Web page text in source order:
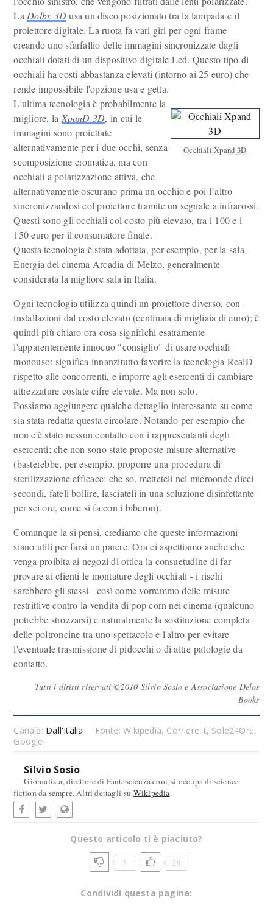
La Dolby 3Dusa un disco posizionato tra la lampada e il
proiettore digitale. La ruota fa vari giri per ogni frame
creando uno sfarfallio delle immagini sincronizzate dagli
occhiali dotati di un dispositivo digitale Lcd. Questo tipo di
occhiali ha costi abbastanza elevati (intorno ai 25 euro) che
rende impossibile l'opzione usa e getta.
Occhiali Xpand 3D
L'ultima tecnologia è probabilmente la
migliore, la XpanD 3D, in cui le
immagini sono proiettate
alternativamente per i due occhi, senza
scomposizione cromatica, ma con
occhiali a polarizzazione attiva, che
alternativamente oscurano prima un occhio e poi l’altro
sincronizzandosi col proiettore tramite un segnale a infrarossi.
Questi sono gli occhiali col costo più elevato, tra i 100 e i
150 euro per il consumatore finale.
Questa tecnologia è stata adottata, per esempio, per la sala
Energia del cinema Arcadia di Melzo, generalmente
considerata la migliore sala in Italia.
Ogni tecnologia utilizza quindi un proiettore diverso, con
installazioni dal costo elevato (centinaia di migliaia di euro); è
quindi più chiaro ora cosa significhi esattamente
l'apparentemente innocuo "consiglio" di usare occhiali
monouso: significa innanzitutto favorire la tecnologia RealD
rispetto alle concorrenti, e imporre agli esercenti di cambiare
attrezzature costate cifre elevate. Ma non solo.
Possiamo aggiungere qualche dettaglio interessante su come
sia stata redatta questa circolare. Notando per esempio che
non c'è stato nessun contatto con i rappresentanti degli
esercenti; che non sono state proposte misure alternative
(basterebbe, per esempio, proporre una procedura di
sterilizzazione efficace: che so, metteteli nel microonde dieci
secondi, fateli bollire, lasciateli in una soluzione disinfettante
per sei ore, come si fa con i biberon).
Comunque la si pensi, crediamo che queste informazioni
siano utili per farsi un parere. Ora ci aspettiamo anche che
venga proibita ai negozi di ottica la consuetudine di far
provare ai clienti le montature degli occhiali - i rischi
sarebbero gli stessi - così come vorremmo delle misure
restrittive contro la vendita di pop corn nei cinema (qualcuno
potrebbe strozzarsi) e naturalmente la sostituzione completa
delle poltroncine tra uno spettacolo e l'altro per evitare
l'eventuale trasmissione di pidocchi o di altre patologie da
contatto.
Tutti i diritti riservati ©2010 Silvio Sosio e Associazione Delos
Books
Canale: Dall'Italia
Fonte: Wikipedia, Corriere.it, Sole24Ore,
Google
Silvio Sosio
Giornalista, direttore di Fantascienza.com, si occupa di science
fiction da sempre. Altri dettagli su Wikipedia.
Questo articolo ti è piaciuto?
3 28
Condividi questa pagina: